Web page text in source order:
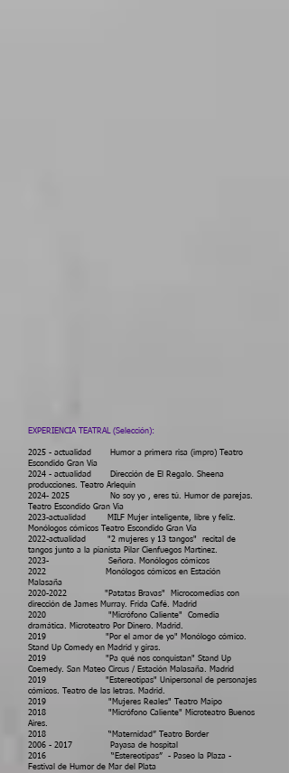
EXPERIENCIA TEATRAL (Selección):
2025 - actualidad
Humor a primera risa (impro) Teatro
Escondido Gran Vía
2024 - actualidad
Dirección de El Regalo. Sheena
producciones. Teatro Arlequín
2024- 2025 No soy yo , eres tú. Humor de parejas.
Teatro Escondido Gran Via
2023-actualidad
MILF Mujer inteligente, libre y feliz.
Monólogos cómicos Teatro Escondido Gran Via
2022-actualidad
"2 mujeres y 13 tangos" recital de
tangos junto a la pianista Pilar Cienfuegos Martínez.
2023-
Señora. Monólogos cómicos
2022 Monólogos cómicos en Estación
Malasaña
2020-2022 "Patatas Bravas" Microcomedias con
dirección de James Murray. Frida Café. Madrid
2020 "Micrófono Caliente" Comedia
dramática. Microteatro Por Dinero. Madrid.
2019 "Por el amor de yo" Monólogo cómico.
Stand Up Comedy en Madrid y giras.
2019 "Pa qué nos conquistan" Stand Up
Coemedy. San Mateo Circus / Estación Malasaña. Madrid
2019 "Estereotipas" Unipersonal de personajes
cómicos. Teatro de las letras. Madrid.
2019 "Mujeres Reales" Teatro Maipo
2018 "Micrófono Caliente" Microteatro Buenos
Aires.
2018 “Maternidad” Teatro Border
2006 - 2017 Payasa de hospital
2016 “Estereotipas” - Paseo la Plaza -
Festival de Humor de Mar del Plata